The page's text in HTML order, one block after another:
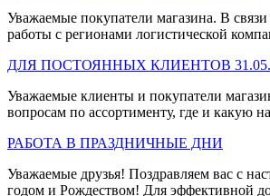
Уважаемые покупатели магазина. В
работы с регионами логистической
ДЛЯ ПОСТОЯННЫХ КЛИЕНТОВ
Уважаемые клиенты и покупатели
вопросам по ассортименту, где и какую
РАБОТА В ПРАЗДНИЧНЫЕ ДНИ
Уважаемые друзья! Поздравляем вас с
годом и Рождеством! Для эффективной